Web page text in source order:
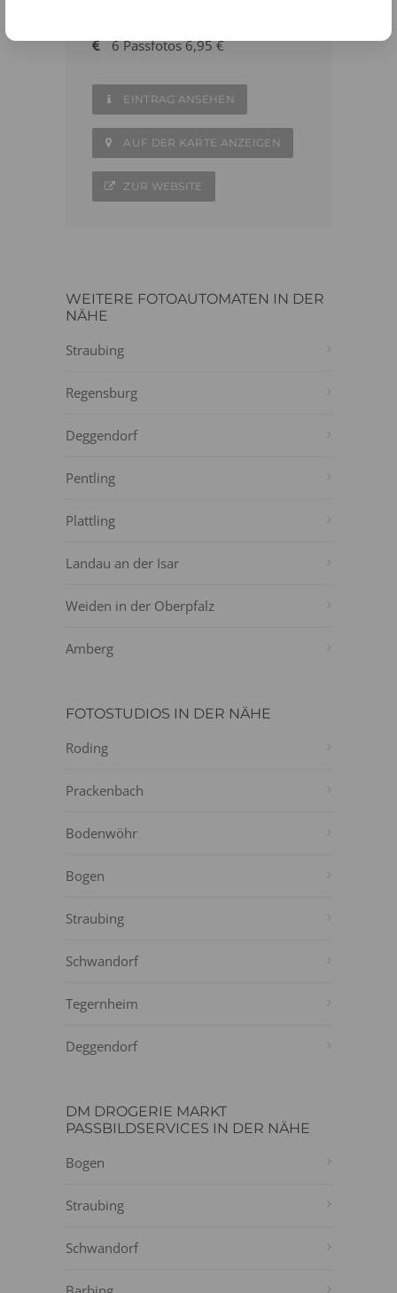
6 Passfotos 6,95 €
EINTRAG ANSEHEN
AUF DER KARTE ANZEIGEN
ZUR WEBSITE
WEITERE FOTOAUTOMATEN IN DER
NÄHE
Straubing
Regensburg
Deggendorf
Pentling
Plattling
Landau an der Isar
Weiden in der Oberpfalz
Amberg
FOTOSTUDIOS IN DER NÄHE
Roding
Prackenbach
Bodenwöhr
Bogen
Straubing
Schwandorf
Tegernheim
Deggendorf
DM DROGERIE MARKT
PASSBILDSERVICES IN DER NÄHE
Bogen
Straubing
Schwandorf